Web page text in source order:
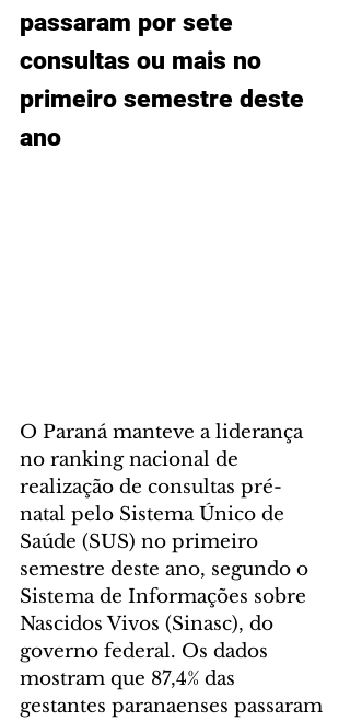
passaram por sete
consultas ou mais no
primeiro semestre deste
ano
O Paraná manteve a liderança
no ranking nacional de
realização de consultas pré-
natal pelo Sistema Único de
Saúde (SUS) no primeiro
semestre deste ano, segundo o
Sistema de Informações sobre
Nascidos Vivos (Sinasc), do
governo federal. Os dados
mostram que 87,4% das
gestantes paranaenses passaram